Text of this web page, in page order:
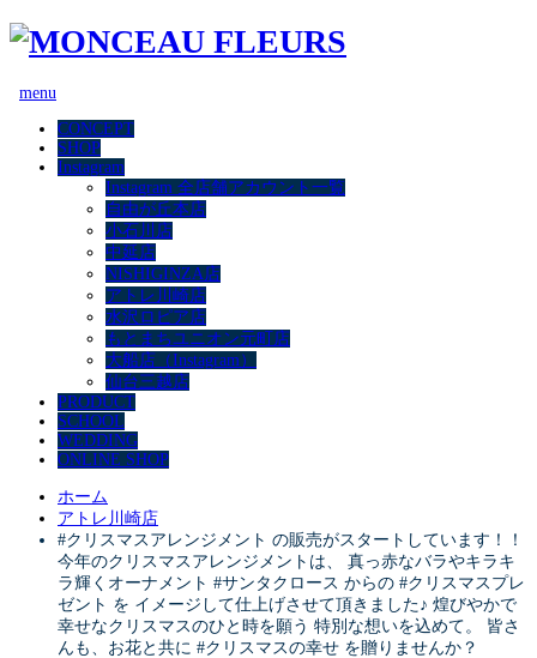
menu
CONCEPT
SHOP
Instagram
Instagram 全店舗アカウント一覧
自由が丘本店
小石川店
中延店
NISHIGINZA店
アトレ川崎店
水沢ロピア店
もとまちユニオン元町店
大船店（Instagram）
仙台三越店
PRODUCT
SCHOOL
WEDDING
ONLINE SHOP
ホーム
アトレ川崎店
#クリスマスアレンジメント の販売がスタートしています！！
今年のクリスマスアレンジメントは、 真っ赤なバラやキラキ
ラ輝くオーナメント #サンタクロース からの #クリスマスプレ
ゼント を イメージして仕上げさせて頂きました♪ 煌びやかで
幸せなクリスマスのひと時を願う 特別な想いを込めて。 皆さ
んも、お花と共に #クリスマスの幸せ を贈りませんか？